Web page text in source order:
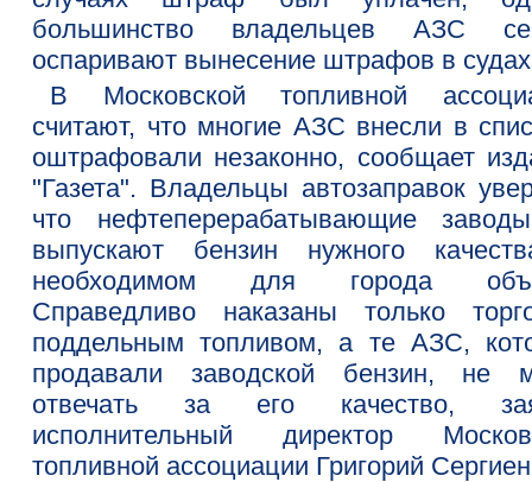
большинство владельцев АЗС
оспаривают вынесение штрафов в
В Московской топливной
считают, что многие АЗС внесли в
оштрафовали незаконно, сообщает
"Газета". Владельцы автозаправок
что нефтеперерабатывающие
выпускают бензин нужного
необходимом для города
Справедливо наказаны только
поддельным топливом, а те АЗС,
продавали заводской бензин, не
отвечать за его качество,
исполнительный директор
топливной ассоциации Григорий